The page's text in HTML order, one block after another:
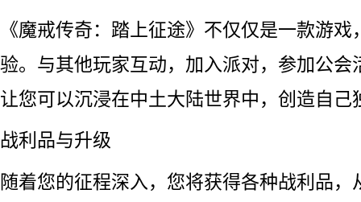
《魔戒传奇：踏上征途》不仅仅是一款游
验。与其他玩家互动，加入派对，参加公会
让您可以沉浸在中土大陆世界中，创造自己
战利品与升级
随着您的征程深入，您将获得各种战利品，